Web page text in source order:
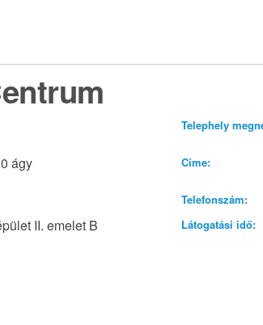
Telephely
ágy Címe:
Telefonszám:
II. emelet B Látogatási idő: